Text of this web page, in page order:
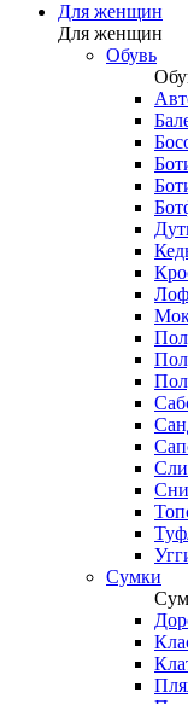
Для женщин
Для женщин
Обувь
Сумки